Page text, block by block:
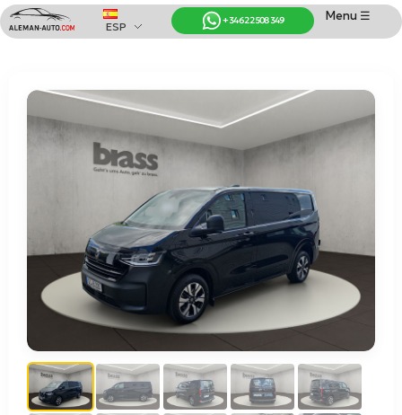
Coches de Alemania
Importación de Coches de Alemania
Menu ☰
+34 622 508 349
ESP